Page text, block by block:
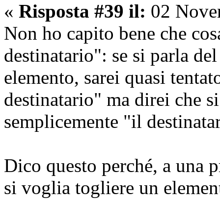
« Risposta #39 il: 02
Non ho capito bene che
destinatario": se si parla
elemento, sarei quasi
destinatario" ma direi che
semplicemente "il
Dico questo perché, a una
si voglia togliere un